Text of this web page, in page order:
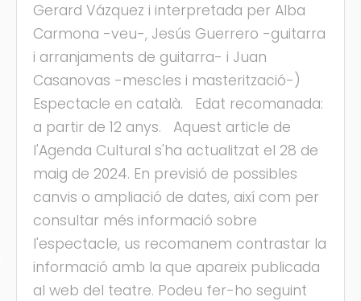
Gerard Vázquez i interpretada per Alba
Carmona -veu-, Jesús Guerrero -guitarra
i arranjaments de guitarra- i Juan
Casanovas -mescles i masterització-)
Espectacle en català. Edat recomanada:
a partir de 12 anys. Aquest article de
l'Agenda Cultural s'ha actualitzat el 28 de
maig de 2024. En previsió de possibles
canvis o ampliació de dates, així com per
consultar més informació sobre
l'espectacle, us recomanem contrastar la
informació amb la que apareix publicada
al web del teatre. Podeu fer-ho seguint